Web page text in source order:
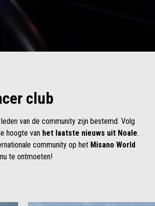
club
van de community zijn bestemd. Volg
hoogte van het laatste nieuws uit Noale.
community op het Misano World
te ontmoeten!